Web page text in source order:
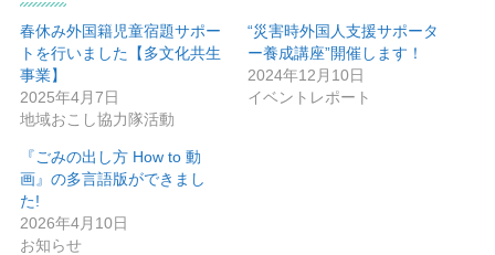
春休み外国籍児童宿題サポー
トを行いました【多文化共生
事業】
2025年4月7日
地域おこし協力隊活動
“災害時外国人支援サポータ
ー養成講座”開催します！
2024年12月10日
イベントレポート
『ごみの出し方 How to 動
画』の多言語版ができまし
た!
2026年4月10日
お知らせ